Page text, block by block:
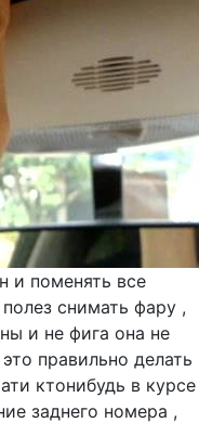
и поменять все
снимать фару ,
и не фига она не
правильно делать
ктонибудь в курсе
заднего номера ,